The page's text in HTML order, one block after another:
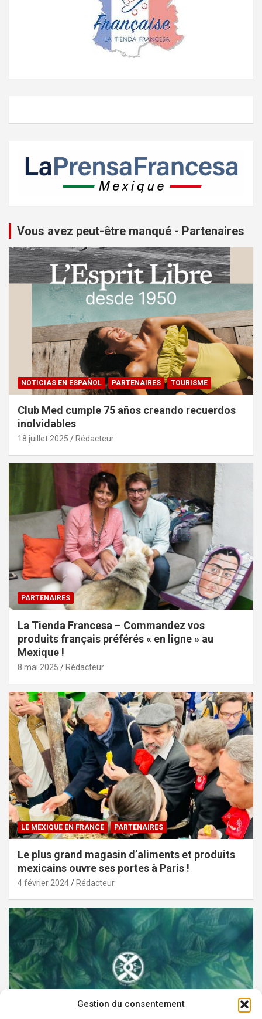
Gestion du consentement
Vous avez peut-être manqué - Partenaires
NOTICIAS EN ESPAÑOL PARTENAIRES TOURISME
Club Med cumple 75 años creando recuerdos
inolvidables
18 juillet 2025 Rédacteur
PARTENAIRES
La Tienda Francesa – Commandez vos
produits français préférés « en ligne » au
Mexique !
8 mai 2025 Rédacteur
LE MEXIQUE EN FRANCE PARTENAIRES
Le plus grand magasin d’aliments et produits
mexicains ouvre ses portes à Paris !
4 février 2024 Rédacteur